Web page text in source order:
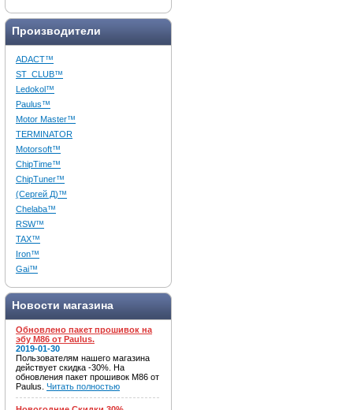
Производители
ADACT™
ST_CLUB™
Ledokol™
Paulus™
Motor Master™
TERMINATOR
Motorsoft™
ChipTime™
ChipTuner™
(Сергей Д)™
Chelaba™
RSW™
TAX™
Iron™
Gai™
Новости магазина
Обновлено пакет прошивок на
эбу M86 от Paulus.
2019-01-30
Пользователям нашего магазина
действует скидка -30%. На
обновления пакет прошивок M86 от
Paulus. Читать полностью